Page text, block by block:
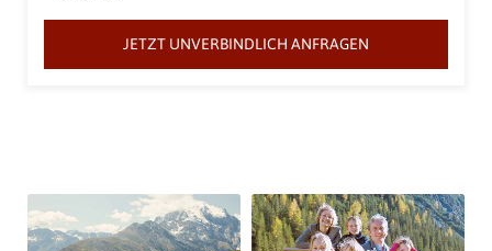
JETZT UNVERBINDLICH ANFRAGEN